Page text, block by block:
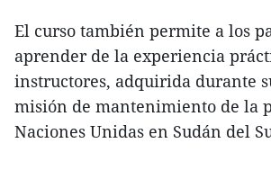
El curso también permite a los
aprender de la experiencia
instructores, adquirida durante
misión de mantenimiento de la
Naciones Unidas en Sudán del